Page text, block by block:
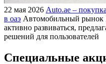
22 мая 2026 Auto.ae –
в оаэ Автомобильный рынок
активно развиваться,
решений для пользователей
Специальные